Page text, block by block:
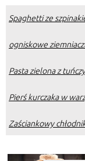
Spaghetti ze
ogniskowe
Pasta zielona z
Pierś kurczaka w
Zaściankowy